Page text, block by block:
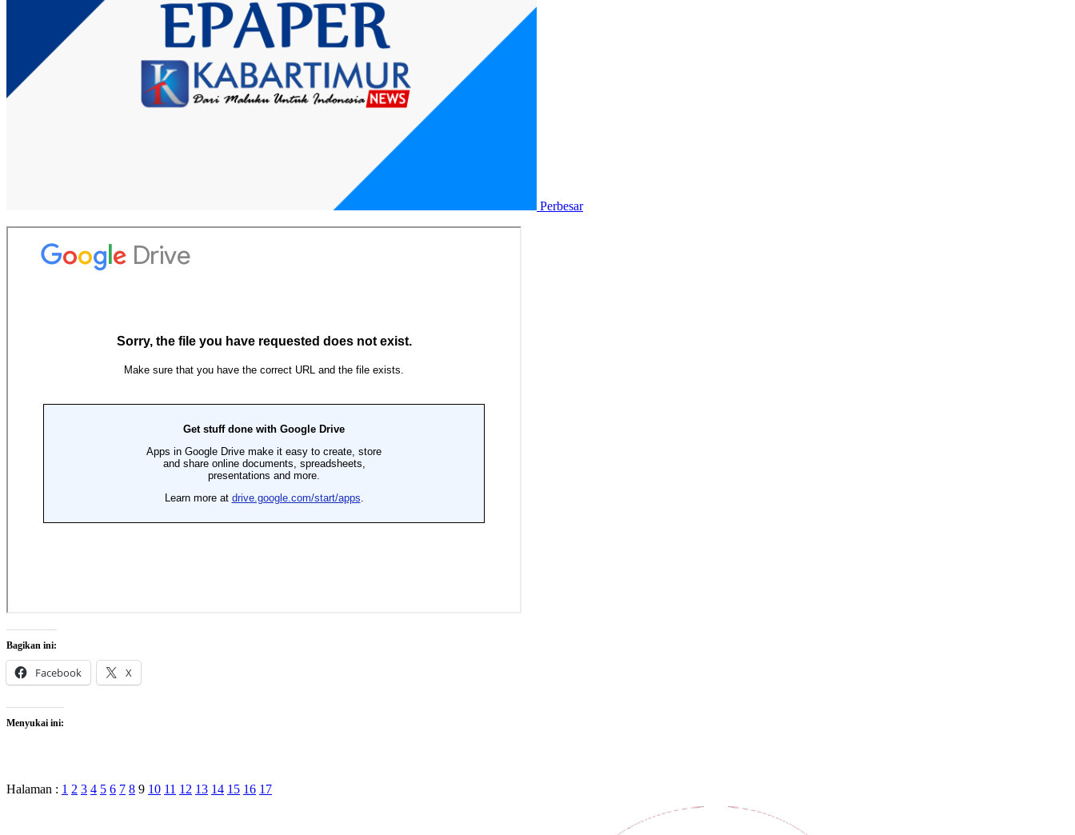
Perbesar
Bagikan ini:
Facebook X
Menyukai ini:
Halaman : 1 2 3 4 5 6 7 8 9 10 11 12 13 14 15 16 17